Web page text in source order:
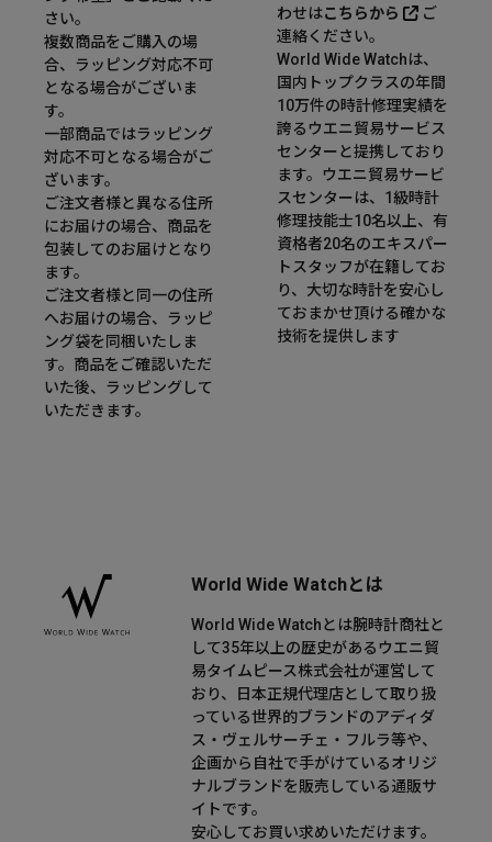
さい。
複数商品をご購入の場
合、ラッピング対応不可
となる場合がございま
す。
一部商品ではラッピング
対応不可となる場合がご
ざいます。
ご注文者様と異なる住所
にお届けの場合、商品を
包装してのお届けとなり
ます。
ご注文者様と同一の住所
へお届けの場合、ラッピ
ング袋を同梱いたしま
す。商品をご確認いただ
いた後、ラッピングして
いただきます。
わせはこちらから
ご
連絡ください。
World Wide Watchは、
国内トップクラスの年間
10万件の時計修理実績を
誇るウエニ貿易サービス
センターと提携しており
ます。ウエニ貿易サービ
スセンターは、1級時計
修理技能士10名以上、有
資格者20名のエキスパー
トスタッフが在籍してお
り、大切な時計を安心し
ておまかせ頂ける確かな
技術を提供します
World Wide Watchとは
World Wide Watchとは腕時計商社と
して35年以上の歴史があるウエニ貿
易タイムピース株式会社が運営して
おり、日本正規代理店として取り扱
っている世界的ブランドのアディダ
ス・ヴェルサーチェ・フルラ等や、
企画から自社で手がけているオリジ
ナルブランドを販売している通販サ
イトです。
安心してお買い求めいただけます。